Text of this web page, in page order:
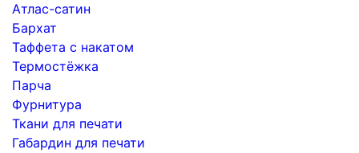
Атлас-сатин
Бархат
Таффета с накатом
Термостёжка
Парча
Фурнитура
Ткани для печати
Габардин для печати